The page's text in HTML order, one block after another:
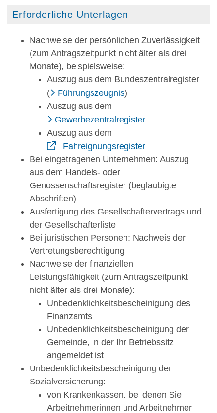
Erforderliche Unterlagen
Nachweise der persönlichen Zuverlässigkeit
(zum Antragszeitpunkt nicht älter als drei
Monate), beispielsweise:
Auszug aus dem Bundeszentralregister
(
Führungszeugnis)
Auszug aus dem
Gewerbezentralregister
Auszug aus dem
Fahreignungsregister
Bei eingetragenen Unternehmen: Auszug
aus dem Handels- oder
Genossenschaftsregister (beglaubigte
Abschriften)
Ausfertigung des Gesellschaftervertrags und
der Gesellschafterliste
Bei juristischen Personen: Nachweis der
Vertretungsberechtigung
Nachweise der finanziellen
Leistungsfähigkeit (zum Antragszeitpunkt
nicht älter als drei Monate):
Unbedenklichkeitsbescheinigung des
Finanzamts
Unbedenklichkeitsbescheinigung der
Gemeinde, in der Ihr Betriebssitz
angemeldet ist
Unbedenklichkeitsbescheinigung der
Sozialversicherung:
von Krankenkassen, bei denen Sie
Arbeitnehmerinnen und Arbeitnehmer